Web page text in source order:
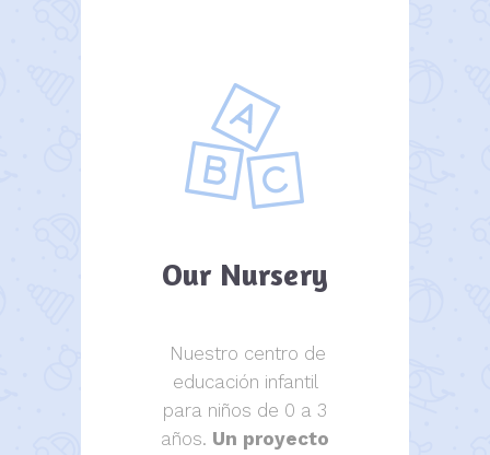
Our Nursery
Nuestro centro de
educación infantil
para niños de 0 a 3
años. Un proyecto